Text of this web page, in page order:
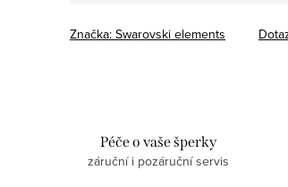
Značka: Swarovski elements
Péče o vaše šperky
záruční i pozáruční servis